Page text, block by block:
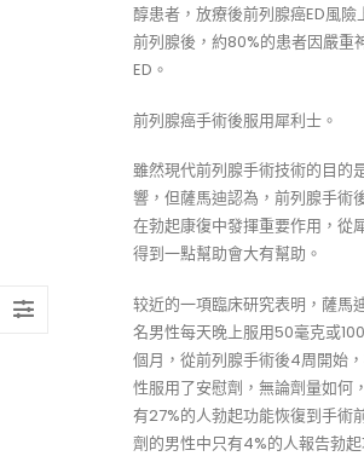
醇患者，放療後前列腺癌ED風
前列腺後，約80%的患者因嚴重
ED。
前列腺癌手術後服用犀利士。
雖然現代前列腺手術技術的目的
響，但薩馬迪認為，前列腺手術
在勃起康復中發揮重要作用，從
得到一點幫助會大有幫助。
较近的一項臨床研究表明，薩馬
名男性每天晚上服用50毫克或
個月，從前列腺手術後4周開始
性服用了安慰劑，無論劑量如何
有27%的人勃起功能恢復到手術
劑的男性中只有4%的人報告勃起